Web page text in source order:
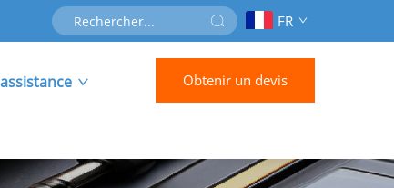
FR
Obtenir un devis